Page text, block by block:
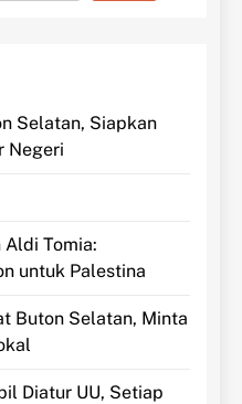
Selatan, Siapkan
Negeri
Tomia:
untuk Palestina
Buton Selatan, Minta
Diatur UU, Setiap